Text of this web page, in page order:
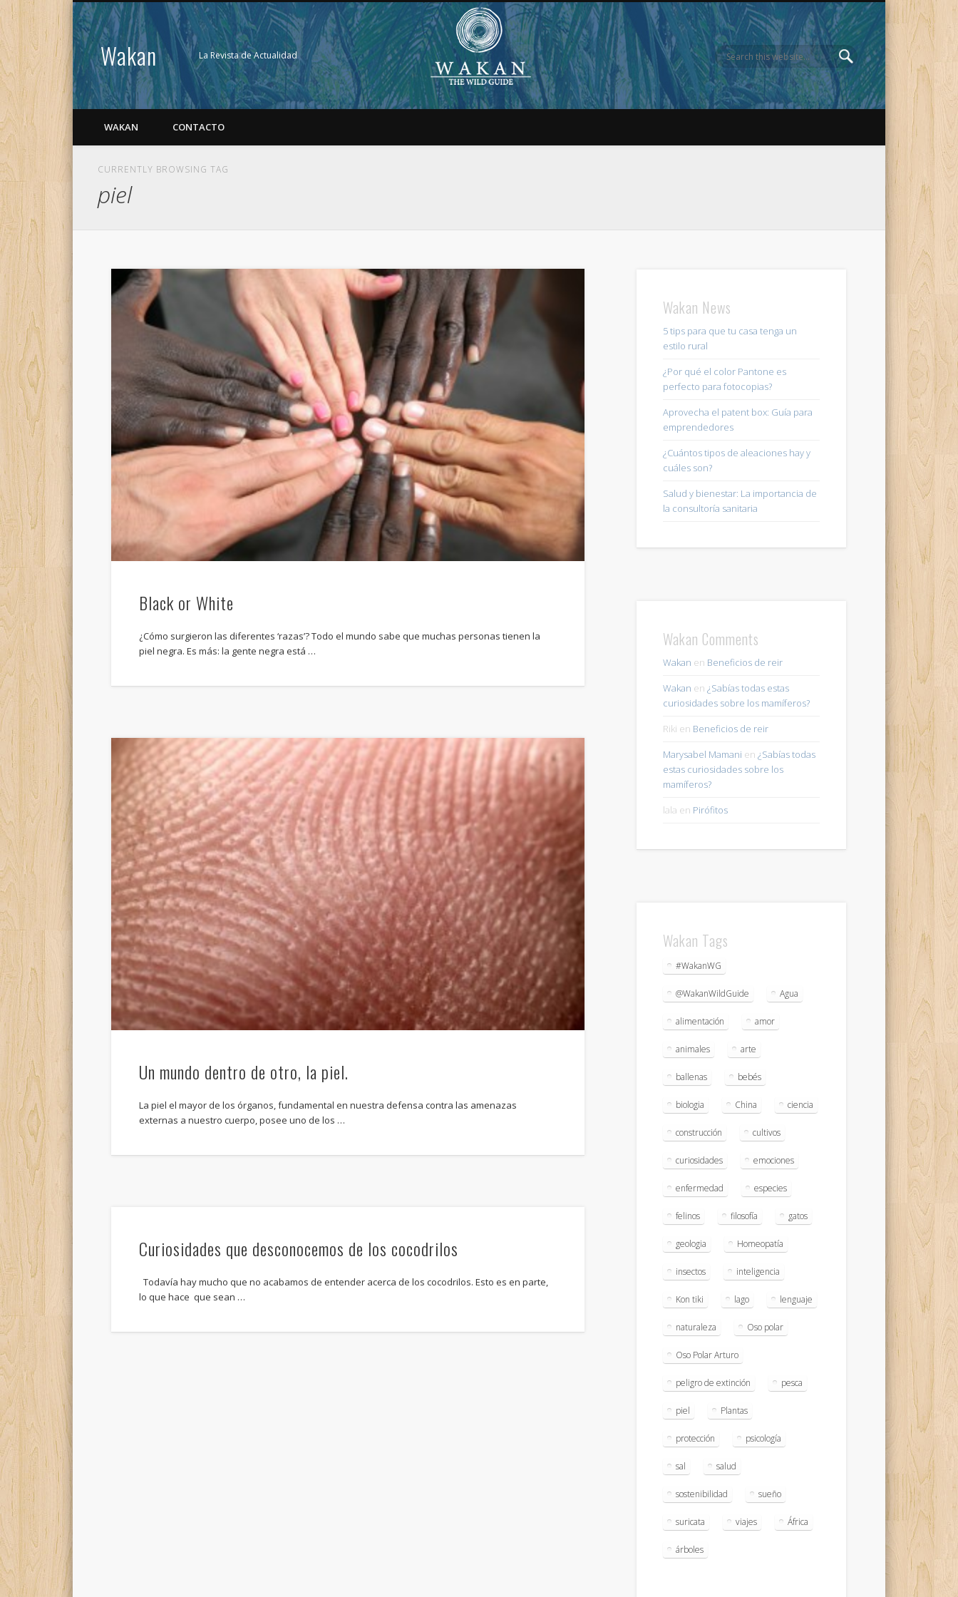
Wakan La Revista de Actualidad
WAKAN CONTACTO
CURRENTLY BROWSING TAG
piel
Black or White
¿Cómo surgieron las diferentes ‘razas’? Todo el mundo sabe que muchas personas tienen la
piel negra. Es más: la gente negra está …
Un mundo dentro de otro, la piel.
La piel el mayor de los órganos, fundamental en nuestra defensa contra las amenazas
externas a nuestro cuerpo, posee uno de los …
Curiosidades que desconocemos de los cocodrilos
Todavía hay mucho que no acabamos de entender acerca de los cocodrilos. Esto es en parte,
lo que hace que sean …
Wakan News
5 tips para que tu casa tenga un
estilo rural
¿Por qué el color Pantone es
perfecto para fotocopias?
Aprovecha el patent box: Guía para
emprendedores
¿Cuántos tipos de aleaciones hay y
cuáles son?
Salud y bienestar: La importancia de
la consultoría sanitaria
Wakan Comments
Wakan en Beneficios de reir
Wakan en ¿Sabías todas estas
curiosidades sobre los mamíferos?
Riki en Beneficios de reir
Marysabel Mamani en ¿Sabías todas
estas curiosidades sobre los
mamíferos?
lala en Pirófitos
Wakan Tags
#WakanWG
@WakanWildGuide Agua
alimentación amor
animales arte
ballenas bebés
biologia China ciencia
construcción cultivos
curiosidades emociones
enfermedad especies
felinos filosofía gatos
geologia Homeopatía
insectos inteligencia
Kon tiki lago lenguaje
naturaleza Oso polar
Oso Polar Arturo
peligro de extinción pesca
piel Plantas
protección psicología
sal salud
sostenibilidad sueño
suricata viajes África
árboles